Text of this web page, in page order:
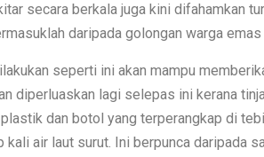
secara berkala juga kini difahamkan
daripada golongan warga emas
seperti ini akan mampu
diperluaskan lagi selepas ini kerana
dan botol yang terperangkap di
kali air laut surut. Ini berpunca daripada